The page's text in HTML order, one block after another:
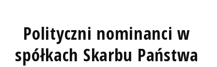
Polityczni nominanci w
spółkach Skarbu Państwa